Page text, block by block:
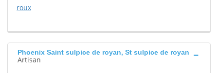
roux
Phoenix Saint sulpice de royan, St sulpice de royan
Artisan